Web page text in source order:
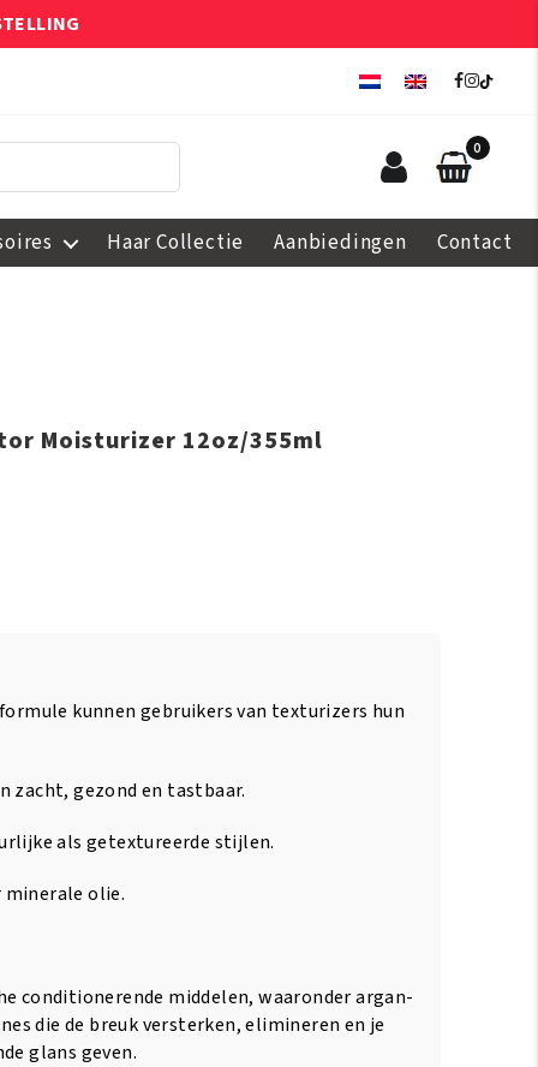
0
Haar Collectie Aanbiedingen Contact
Moisturizer 12oz/355ml
kunnen gebruikers van texturizers hun
zacht, gezond en tastbaar.
als getextureerde stijlen.
minerale olie.
conditionerende middelen, waaronder argan-
die de breuk versterken, elimineren en je
glans geven.